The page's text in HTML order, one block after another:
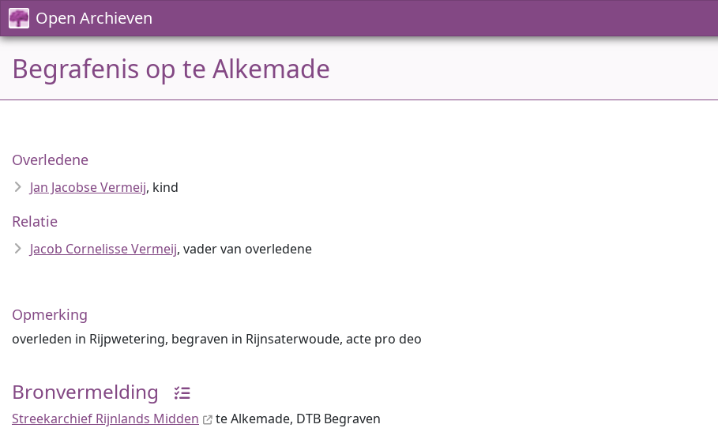
Open Archieven
Begrafenis op te Alkemade
Overledene
Jan Jacobse Vermeij, kind
Relatie
Jacob Cornelisse Vermeij, vader van overledene
Opmerking
overleden in Rijpwetering, begraven in Rijnsaterwoude, acte pro deo
Bronvermelding
Streekarchief Rijnlands Midden
te Alkemade, DTB Begraven